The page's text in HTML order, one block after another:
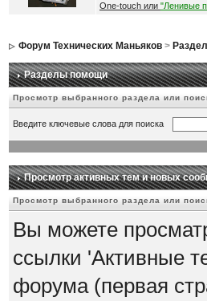
One-touch или "Ленивые
Форум Технических Маньяков>
Разделы помощи
Просмотр выбранного раздела или
Введите ключевые слова для поиска
Просмотр активных тем и новых
Просмотр выбранного раздела или
Вы можете
ссылки 'Активные
форума (первая